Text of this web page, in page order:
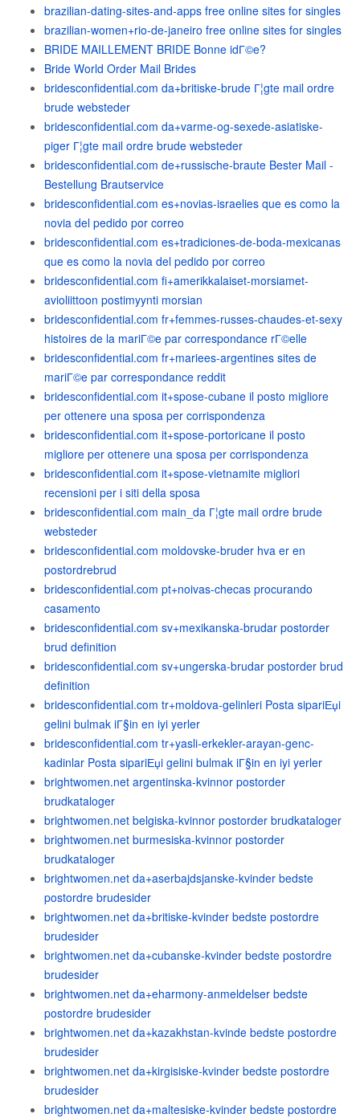
brazilian-dating-sites-and-apps free online sites for singles
brazilian-women+rio-de-janeiro free online sites for singles
BRIDE MAILLEMENT BRIDE Bonne idГ©e?
Bride World Order Mail Brides
bridesconfidential.com da+britiske-brude Г¦gte mail ordre
brude websteder
bridesconfidential.com da+varme-og-sexede-asiatiske-
piger Г¦gte mail ordre brude websteder
bridesconfidential.com de+russische-braute Bester Mail -
Bestellung Brautservice
bridesconfidential.com es+novias-israelies que es como la
novia del pedido por correo
bridesconfidential.com es+tradiciones-de-boda-mexicanas
que es como la novia del pedido por correo
bridesconfidential.com fi+amerikkalaiset-morsiamet-
avioliittoon postimyynti morsian
bridesconfidential.com fr+femmes-russes-chaudes-et-sexy
histoires de la mariГ©e par correspondance rГ©elle
bridesconfidential.com fr+mariees-argentines sites de
mariГ©e par correspondance reddit
bridesconfidential.com it+spose-cubane il posto migliore
per ottenere una sposa per corrispondenza
bridesconfidential.com it+spose-portoricane il posto
migliore per ottenere una sposa per corrispondenza
bridesconfidential.com it+spose-vietnamite migliori
recensioni per i siti della sposa
bridesconfidential.com main_da Г¦gte mail ordre brude
websteder
bridesconfidential.com moldovske-bruder hva er en
postordrebrud
bridesconfidential.com pt+noivas-checas procurando
casamento
bridesconfidential.com sv+mexikanska-brudar postorder
brud definition
bridesconfidential.com sv+ungerska-brudar postorder brud
definition
bridesconfidential.com tr+moldova-gelinleri Posta sipariЕџi
gelini bulmak iГ§in en iyi yerler
bridesconfidential.com tr+yasli-erkekler-arayan-genc-
kadinlar Posta sipariЕџi gelini bulmak iГ§in en iyi yerler
brightwomen.net argentinska-kvinnor postorder
brudkataloger
brightwomen.net belgiska-kvinnor postorder brudkataloger
brightwomen.net burmesiska-kvinnor postorder
brudkataloger
brightwomen.net da+aserbajdsjanske-kvinder bedste
postordre brudesider
brightwomen.net da+britiske-kvinder bedste postordre
brudesider
brightwomen.net da+cubanske-kvinder bedste postordre
brudesider
brightwomen.net da+eharmony-anmeldelser bedste
postordre brudesider
brightwomen.net da+kazakhstan-kvinde bedste postordre
brudesider
brightwomen.net da+kirgisiske-kvinder bedste postordre
brudesider
brightwomen.net da+maltesiske-kvinder bedste postordre